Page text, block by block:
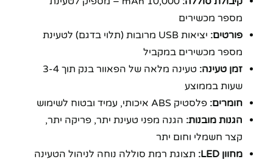
מספר מכשירים
פורטים:
יציאות USB מרובות (תלוי בדגם) לטעינת
מספר מכשירים במקביל
זמן טעינה:
טעינה מלאה של הפאוור בנק תוך 3-4
שעות בממוצע
חומרים: פלסטיק ABS איכותי, עמיד ובטוח לשימוש
הגנות מובנות: הגנה מפני טעינת יתר, פריקה יתר,
קצר חשמלי וחום יתר
מחוון LED:
תצוגת רמת סוללה נוחה לניהול הטעינה